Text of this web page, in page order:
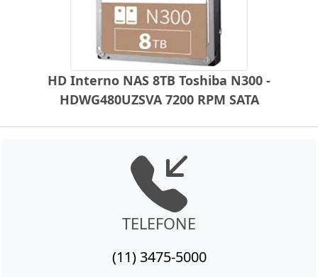
HD Interno NAS 8TB Toshiba N300 -
HDWG480UZSVA 7200 RPM SATA
TELEFONE
(11) 3475-5000